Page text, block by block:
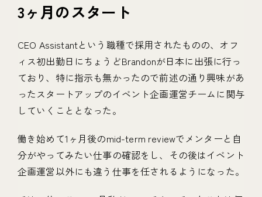
3ヶ月のスタート
CEO Assistantという職種で採用されたものの、オフ
ィス初出勤日にちょうどBrandonが日本に出張に行っ
ており、特に指示も無かったので前述の通り興味があ
ったスタートアップのイベント企画運営チームに関与
していくこととなった。
働き始めて1ヶ月後のmid-term reviewでメンターと自
分がやってみたい仕事の確認をし、その後はイベント
企画運営以外にも違う仕事を任されるようになった。